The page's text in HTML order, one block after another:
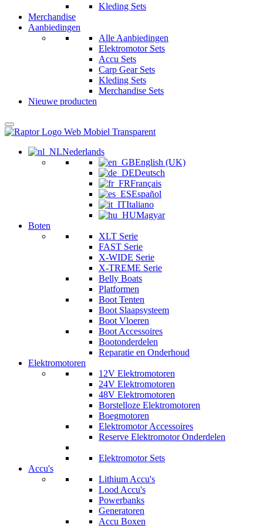
Kleding Sets
Merchandise
Aanbiedingen
Alle Aanbiedingen
Elektromotor Sets
Accu Sets
Carp Gear Sets
Kleding Sets
Merchandise Sets
Nieuwe producten
Nederlands
English (UK)
Deutsch
Français
Español
Italiano
Magyar
Boten
XLT Serie
FAST Serie
X-WIDE Serie
X-TREME Serie
Belly Boats
Platformen
Boot Tenten
Boot Slaapsysteem
Boot Vloeren
Boot Accessoires
Bootonderdelen
Reparatie en Onderhoud
Elektromotoren
12V Elektromotoren
24V Elektromotoren
48V Elektromotoren
Borstelloze Elektromotoren
Boegmotoren
Elektromotor Accessoires
Reserve Elektromotor Onderdelen
Elektromotor Sets
Accu's
Lithium Accu's
Lood Accu's
Powerbanks
Generatoren
Accu Boxen